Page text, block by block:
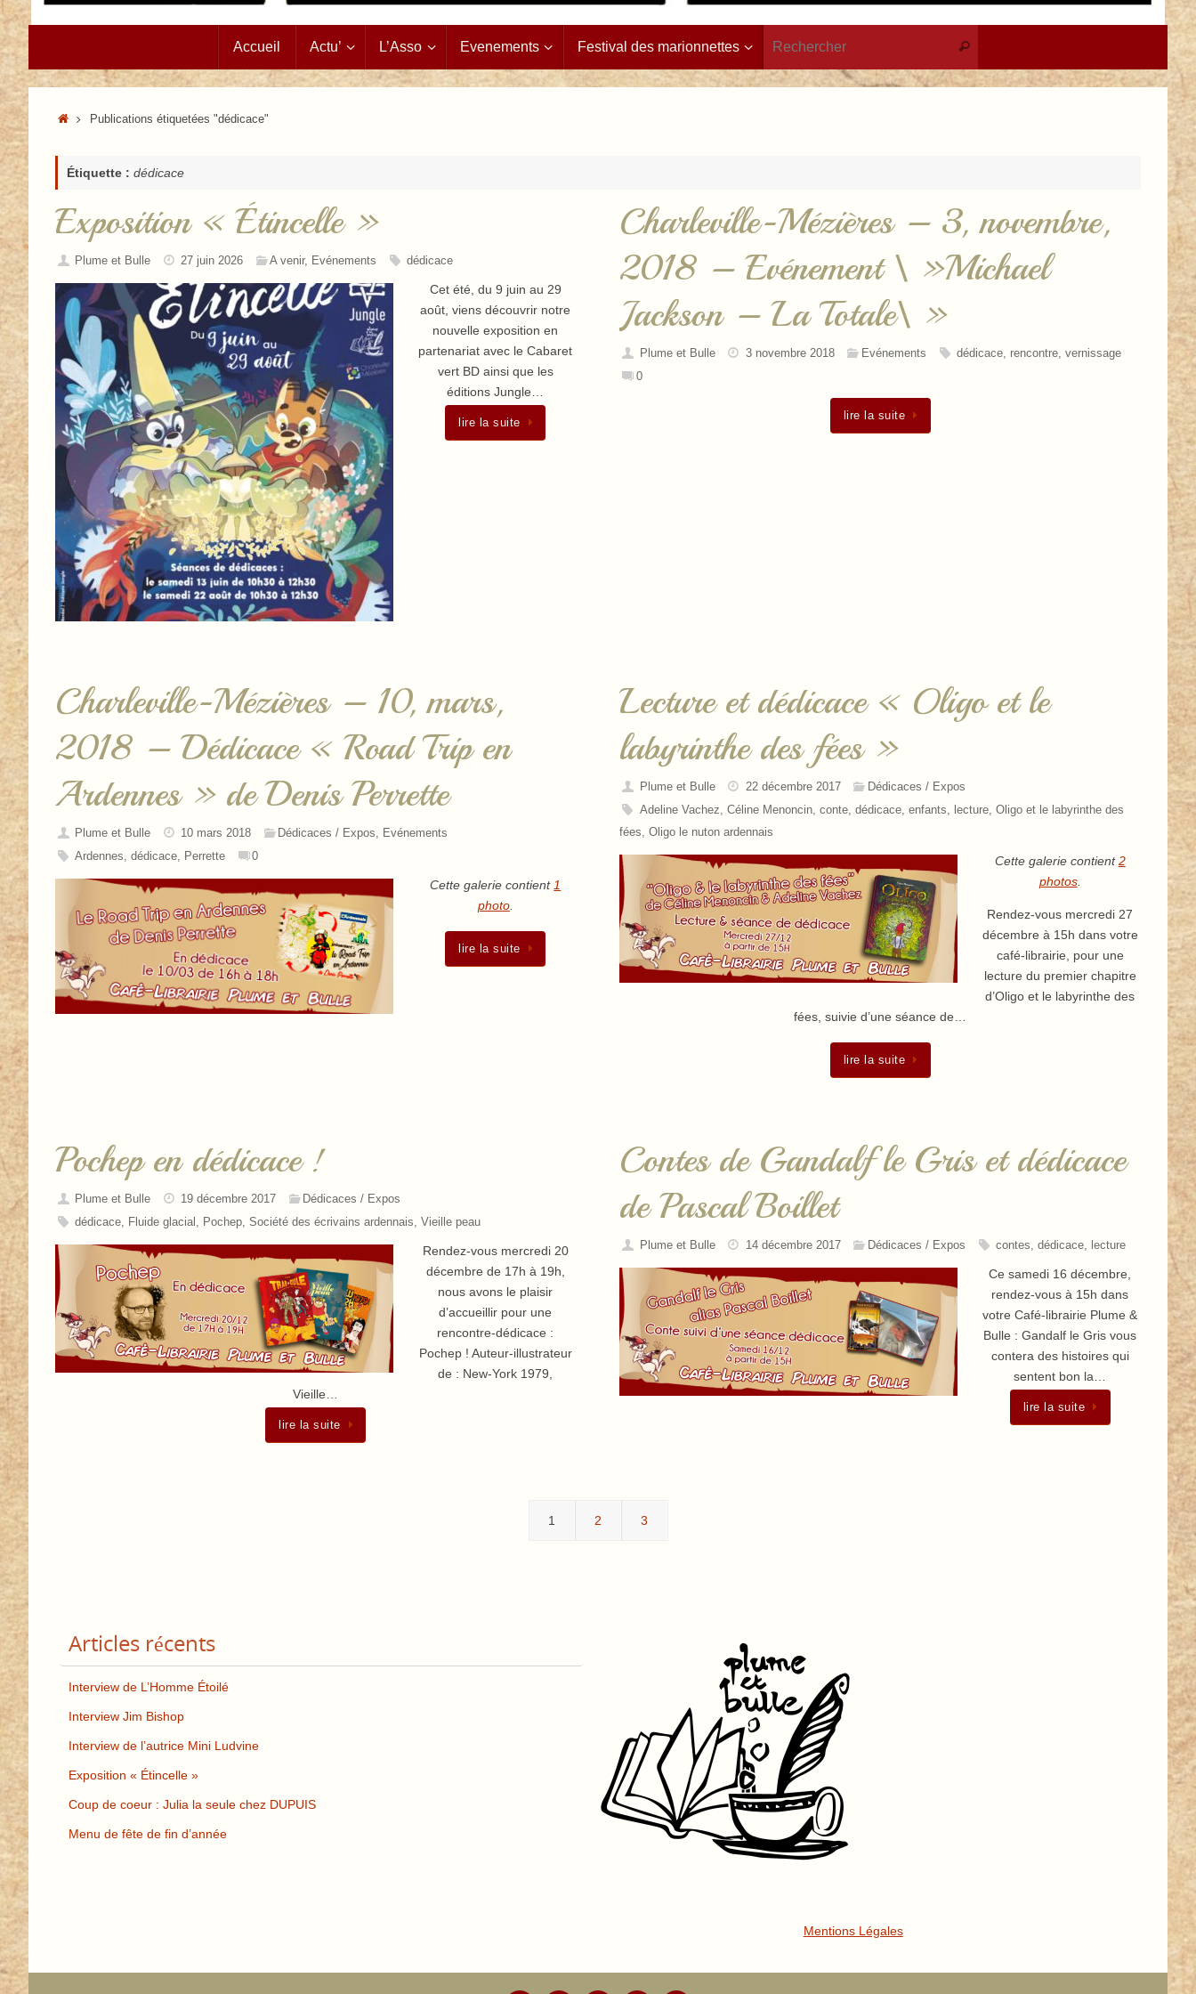
contenu
Accueil Actu’ L’Asso Evenements Festival des marionnettes Rechercher
AccueilPublications étiquetées "dédicace"
Étiquette : dédicace
Exposition « Étincelle »
Plume et Bulle 27 juin 2026 A venir, Evénements dédicace
Cet été, du 9 juin au 29
août, viens découvrir notre
nouvelle exposition en
partenariat avec le Cabaret
vert BD ainsi que les
éditions Jungle…
lire la suite
Charleville-Mézières – 3, novembre,
2018 – Evénement \ »Michael
Jackson – La Totale\ »
Plume et Bulle 3 novembre 2018 Evénements dédicace, rencontre, vernissage
0
lire la suite
Charleville-Mézières – 10, mars,
2018 – Dédicace « Road Trip en
Ardennes » de Denis Perrette
Plume et Bulle 10 mars 2018 Dédicaces / Expos, Evénements
Ardennes,dédicace, Perrette 0
Cette galerie contient 1
photo.
lire la suite
Lecture et dédicace « Oligo et le
labyrinthe des fées »
Plume et Bulle 22 décembre 2017
Dédicaces / Expos
Adeline Vachez, Céline Menoncin, conte, dédicace, enfants, lecture, Oligo et le labyrinthe des
fées,Oligo le nuton ardennais
Cette galerie contient2
photos.
Rendez-vous mercredi 27
décembre à 15h dans votre
café-librairie, pour une
lecture du premier chapitre
d’Oligo et le labyrinthe des
fées, suivie d’une séance de…
lire la suite
Pochep en dédicace !
Plume et Bulle 19 décembre 2017
Dédicaces / Expos
dédicace, Fluide glacial , Pochep,Société des écrivains ardennais,Vieille peau
Rendez-vous mercredi 20
décembre de 17h à 19h,
nous avons le plaisir
d’accueillir pour une
rencontre-dédicace :
Pochep ! Auteur-illustrateur
de : New-York 1979,
Vieille…
lire la suite
Contes de Gandalf le Gris et dédicace
de Pascal Boillet
Plume et Bulle 14 décembre 2017 Dédicaces / Expos contes, dédicace, lecture
Ce samedi 16 décembre,
rendez-vous à 15h dans
votre Café-librairie Plume &
Bulle : Gandalf le Gris vous
contera des histoires qui
sentent bon la…
lire la suite
1 2 3
Articles récents
Interview de L’Homme Étoilé
Interview Jim Bishop
Interview de l’autrice Mini Ludvine
Exposition « Étincelle »
Coup de coeur : Julia la seule chez DUPUIS
Menu de fête de fin d’année
Mentions Légales